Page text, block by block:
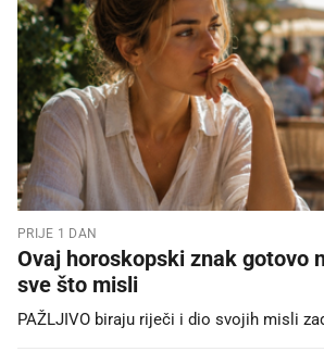
PRIJE 1 DAN
Ovaj horoskopski znak gotovo
sve što misli
PAŽLJIVO biraju riječi i dio svojih misli